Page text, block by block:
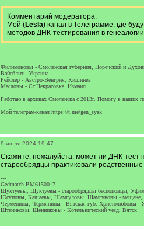
Комментарий модератора:
Мой (Lesla) канал в Телеграмме, где
методов ДНК-тестирования в
---
Филимоновы - Смоленская губерния, Поречский и
Вайсблит - Украина
Рейслер - Австро-Венгрия, Кишинёв
Масловы - Ст.Некрасовка, Измаил
----
Работаю в архивах Смоленска с 2013г. Помогу в ваших
Мой телеграм-канал https://t.me/gen_sysk
9 июля 2024 19:47
Скажите, пожалуйста, может ли ДНК-тест
старообрядцы практиковали
---
Gedmatch BM6150017
Шухтуевы, Шуктуевы - старообрядцы беспоповцы,
Юсуповы, Кашаевы, Шамгуловы, Шамгуновы - мещане,
Черменины, Чермянины - Вятская губ. Христолюбовы -
Штениковы, Щенниковы - Котельнический уезд, Вятск